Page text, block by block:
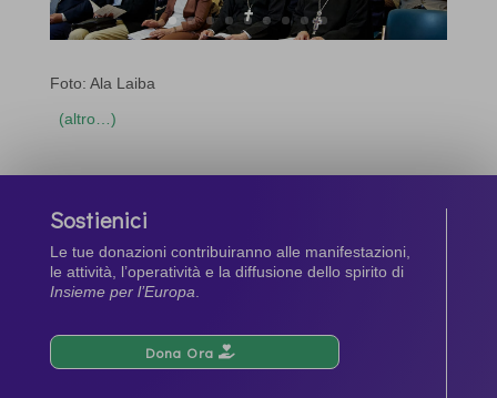
Foto: Ala Laiba
(altro…)
Sostienici
Le tue donazioni contribuiranno alle manifestazioni,
le attività, l’operatività e la diffusione dello spirito di
Insieme per l’Europa.
Dona Ora